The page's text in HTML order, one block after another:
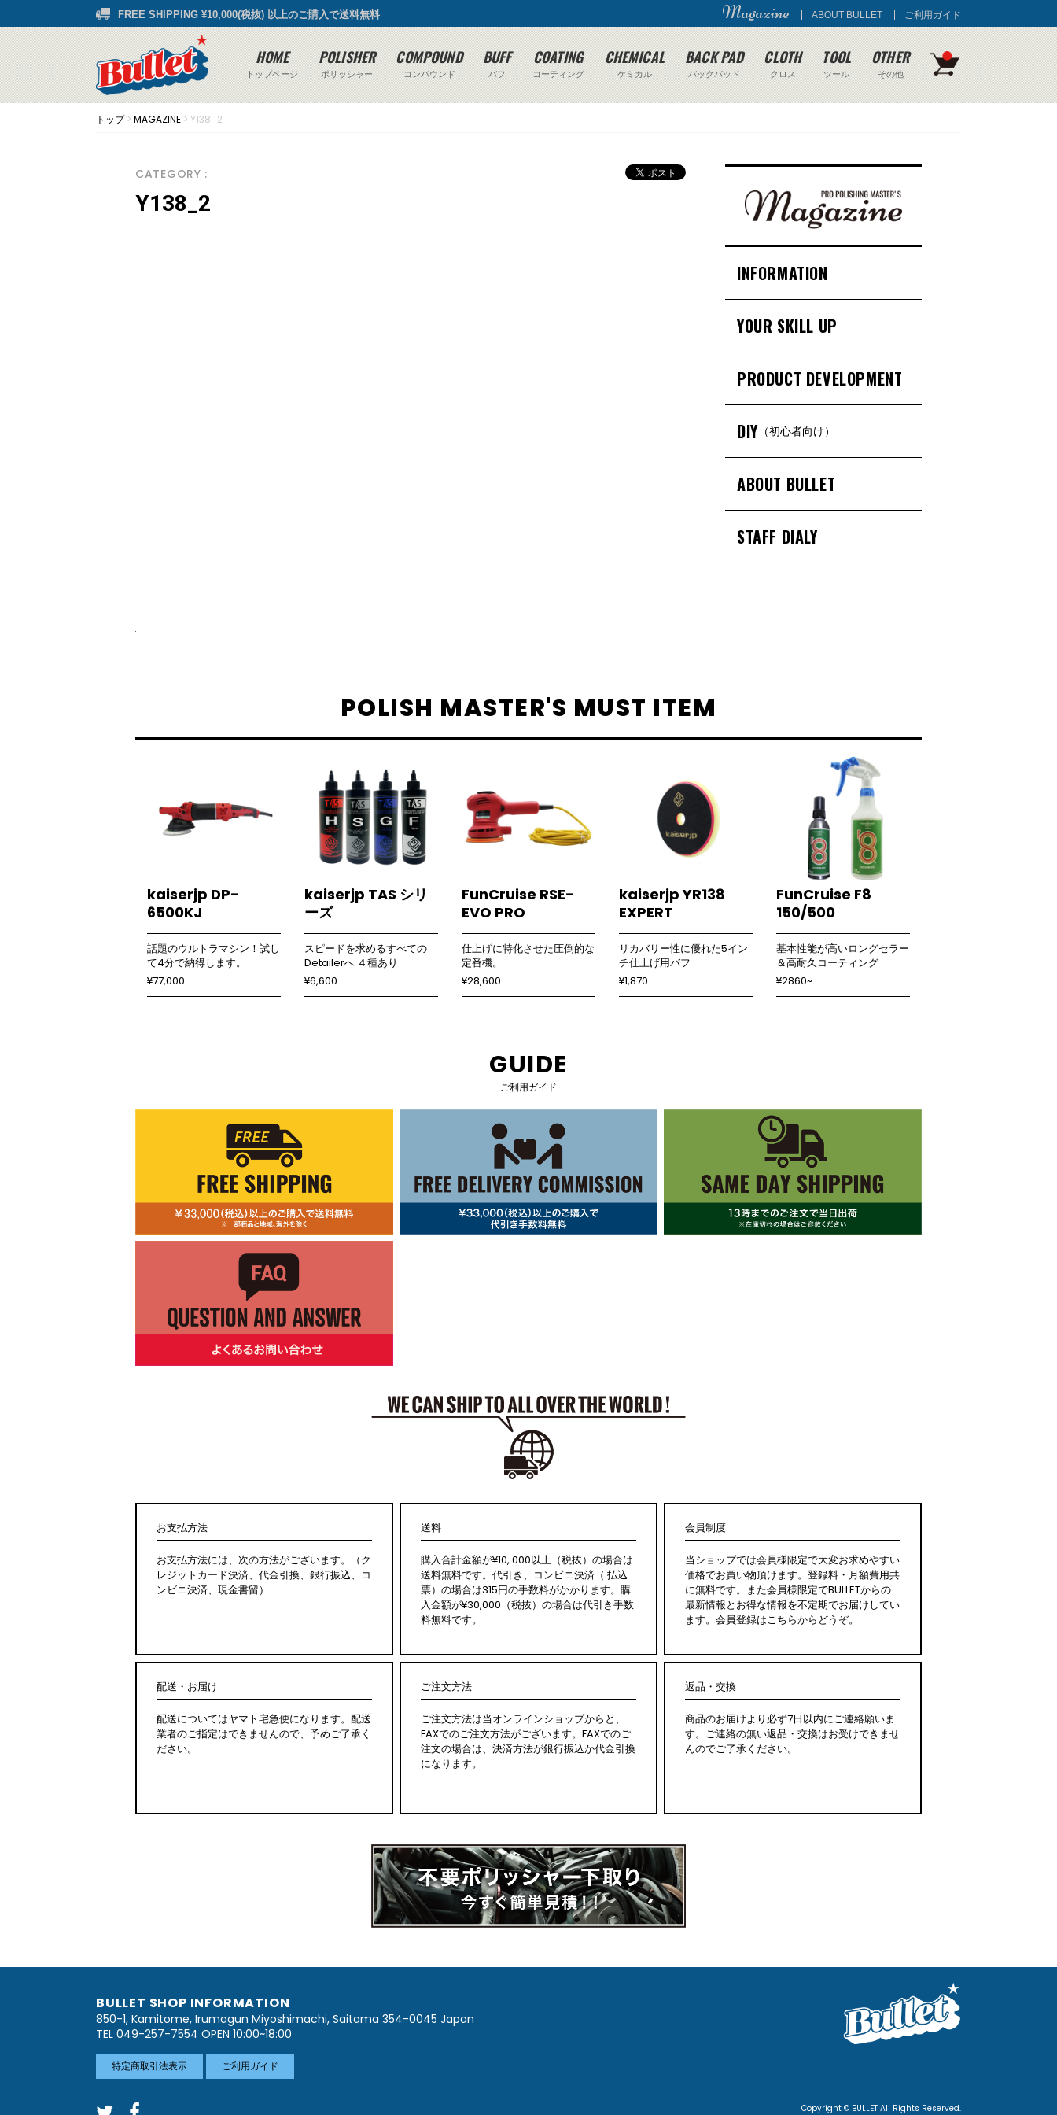
FREE SHIPPING ¥10,000(税抜) 以上のご購入で送料無料 Magazine ABOUT BULLET ご利用ガイド
HOME
トップページ
POLISHER
ポリッシャー
COMPOUND
コンパウンド
BUFF
バフ
COATING
コーティング
CHEMICAL
ケミカル
BACK PAD
バックパッド
CLOTH
クロス
TOOL
ツール
OTHER
その他
トップ> MAGAZINE > Y138_2
CATEGORY :
Y138_2
INFORMATION
YOUR SKILL UP
PRODUCT DEVELOPMENT
DIY （初心者向け）
ABOUT BULLET
STAFF DIALY
POLISH MASTER'S MUST ITEM
kaiserjp DP-
6500KJ
話題のウルトラマシン！試し
て4分で納得します。
¥77,000
kaiserjp TAS シリ
ーズ
スピードを求めるすべての
Detailerへ ４種あり
¥6,600
FunCruise RSE-
EVO PRO
仕上げに特化させた圧倒的な
定番機。
¥28,600
kaiserjp YR138
EXPERT
リカバリー性に優れた5イン
チ仕上げ用バフ
¥1,870
FunCruise F8
150/500
基本性能が高いロングセラー
＆高耐久コーティング
¥2860~
GUIDE
ご利用ガイド
お支払方法
お支払方法には、次の方法がございます。（ク
レジットカード決済、代金引換、銀行振込、コ
ンビニ決済、現金書留）
送料
購入合計金額が¥10, 000以上（税抜）の場合は
送料無料です。代引き、コンビニ決済（ 払込
票）の場合は315円の手数料がかかります。購
入金額が¥30,000（税抜）の場合は代引き手数
料無料です。
会員制度
当ショップでは会員様限定で大変お求めやすい
価格でお買い物頂けます。登録料・月額費用共
に無料です。また会員様限定でBULLETからの
最新情報とお得な情報を不定期でお届けしてい
ます。会員登録はこちらからどうぞ。
配送・お届け
配送についてはヤマト宅急便になります。配送
業者のご指定はできませんので、予めご了承く
ださい。
ご注文方法
ご注文方法は当オンラインショップからと、
FAXでのご注文方法がございます。FAXでのご
注文の場合は、決済方法が銀行振込か代金引換
になります。
返品・交換
商品のお届けより必ず7日以内にご連絡願いま
す。ご連絡の無い返品・交換はお受けできませ
んのでご了承ください。
BULLET SHOP INFORMATION
850-1, Kamitome, Irumagun Miyoshimachi, Saitama 354-0045 Japan
TEL 049-257-7554 OPEN 10:00~18:00
特定商取引法表示 ご利用ガイド
Copyright © BULLET All Rights Reserved.